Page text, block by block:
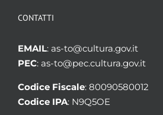
CONTATTI
EMAIL: as-to@cultura.gov.it
PEC: as-to@pec.cultura.gov.it
Codice Fiscale: 80090580012
Codice IPA: N9Q5OE